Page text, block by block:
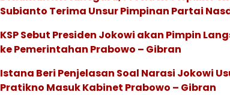
Subianto Terima Unsur Pimpinan Partai
KSP Sebut Presiden Jokowi akan Pimpin
ke Pemerintahan Prabowo – Gibran
Istana Beri Penjelasan Soal Narasi Jokowi
Pratikno Masuk Kabinet Prabowo – Gibran